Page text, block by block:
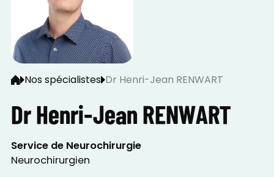
Nos spécialistes Dr Henri-Jean RENWART
Dr Henri-Jean RENWART
Service de Neurochirurgie
Neurochirurgien